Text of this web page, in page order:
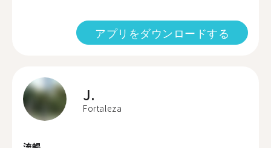
アプリをダウンロードする
J.
Fortaleza